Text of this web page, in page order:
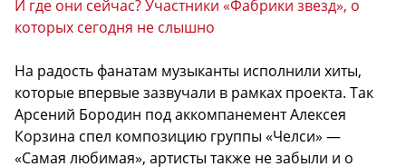
И где они сейчас? Участники «Фабрики звезд», о
которых сегодня не слышно
На радость фанатам музыканты исполнили хиты,
которые впервые зазвучали в рамках проекта. Так
Арсений Бородин под аккомпанемент Алексея
Корзина спел композицию группы «Челси» —
«Самая любимая», артисты также не забыли и о